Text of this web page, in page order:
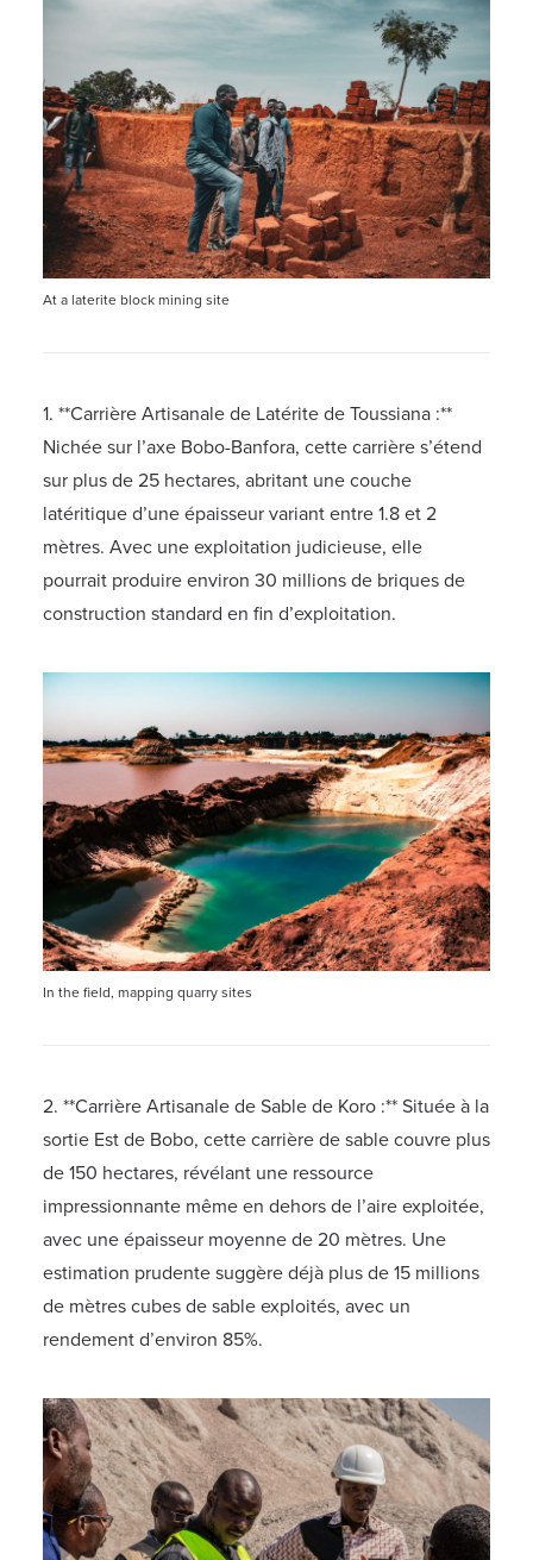
At a laterite block mining site
1. **Carrière Artisanale de Latérite de Toussiana :**
Nichée sur l’axe Bobo-Banfora, cette carrière s’étend
sur plus de 25 hectares, abritant une couche
latéritique d’une épaisseur variant entre 1.8 et 2
mètres. Avec une exploitation judicieuse, elle
pourrait produire environ 30 millions de briques de
construction standard en fin d’exploitation.
In the field, mapping quarry sites
2. **Carrière Artisanale de Sable de Koro :** Située à la
sortie Est de Bobo, cette carrière de sable couvre plus
de 150 hectares, révélant une ressource
impressionnante même en dehors de l’aire exploitée,
avec une épaisseur moyenne de 20 mètres. Une
estimation prudente suggère déjà plus de 15 millions
de mètres cubes de sable exploités, avec un
rendement d’environ 85%.